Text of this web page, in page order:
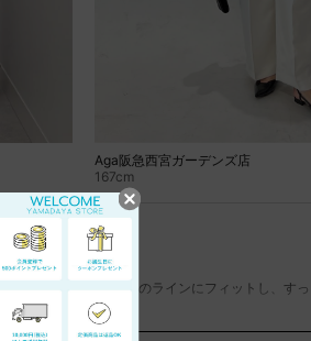
Aga阪急西宮ガーデンズ店
167cm
トレッチ性が高く体のラインにフィットし、す